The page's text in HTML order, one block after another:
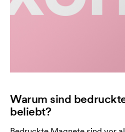
Warum sind
beliebt?